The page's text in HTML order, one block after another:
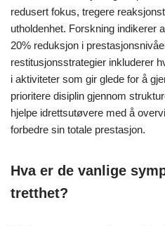
redusert fokus, tregere
utholdenhet. Forskning indikerer
20% reduksjon i
restitusjonsstrategier inkluderer
i aktiviteter som gir glede for å
prioritere disiplin gjennom
hjelpe idrettsutøvere med å
forbedre sin totale prestasjon.
Hva er de vanlige
tretthet?